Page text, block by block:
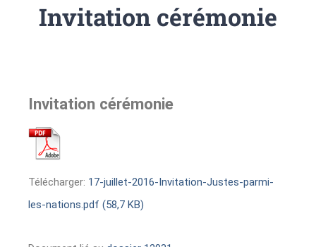
Invitation cérémonie
Invitation cérémonie
Télécharger: 17-juillet-2016-Invitation-Justes-parmi-
les-nations.pdf (58,7 KB)